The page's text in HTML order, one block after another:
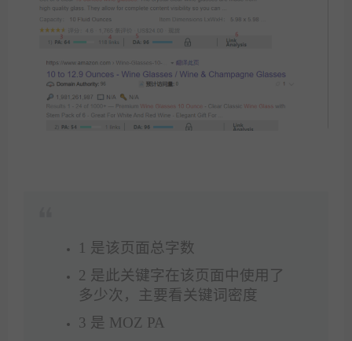
1 是该页面总字数
2 是此关键字在该页面中使用了
多少次，主要看关键词密度
3 是 MOZ PA